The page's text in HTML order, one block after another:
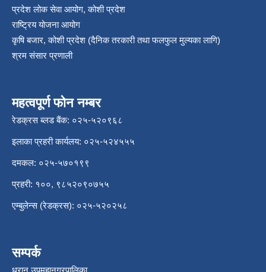
प्रदेश लोक सेवा आयोग, कोशी प्रदेश
राष्ट्रिय योजना आयोग
कृषि बजार, कोशी प्रदेश (दैनिक तरकारी तथा फलफुल मुल्यका लागि)
श्रम संसार प्रणाली
महत्वपूर्ण फोन नम्बर
रेडक्रस ब्लड बैंक: ०२५-५२०९६८
इलाका प्रहरी कार्यलय: ०२५-५२४५५५
दमकल: ०२५-५७०१९९
प्रहरी: १००, ९८५२०९०७५५
एम्बुलेन्स (रेडक्रस): ०२५-५२०२५८
सम्पर्क